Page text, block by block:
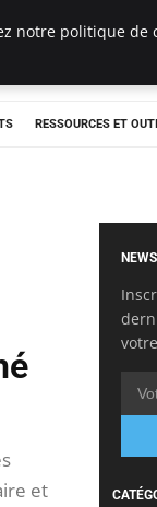
RESSOURCES ET
et
notre politique de